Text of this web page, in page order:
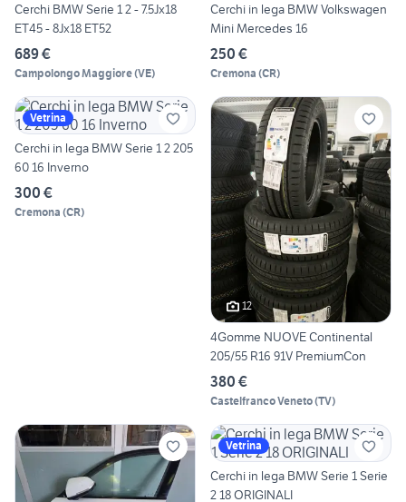
Cerchi BMW Serie 1 2 - 7.5Jx18
ET45 - 8Jx18 ET52
689 €
Campolongo Maggiore(VE)
Cerchi in lega BMW Volkswagen
Mini Mercedes 16
250 €
Cremona (CR)
Vetrina
Cerchi in lega BMW Serie 1 2 205
60 16 Inverno
300 €
Cremona (CR)
12
4Gomme NUOVE Continental
205/55 R16 91V PremiumCon
380 €
Castelfranco Veneto(TV)
Vetrina
Cerchi in lega BMW Serie 1 Serie
2 18 ORIGINALI